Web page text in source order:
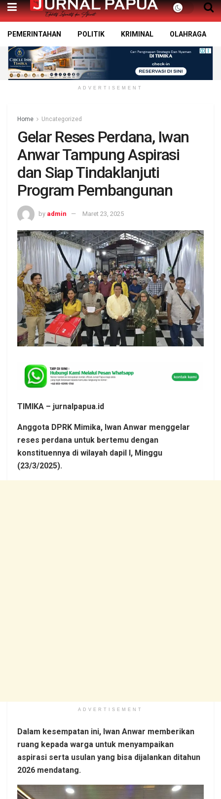
PEMERINTAHAN POLITIK KRIMINAL OLAHRAGA
ADVERTISEMENT
Home Uncategorized
Gelar Reses Perdana, Iwan
Anwar Tampung Aspirasi
dan Siap Tindaklanjuti
Program Pembangunan
by admin Maret 23, 2025
TIMIKA – jurnalpapua.id
Anggota DPRK Mimika, Iwan Anwar menggelar
reses perdana untuk bertemu dengan
konstituennya di wilayah dapil I, Minggu
(23/3/2025).
ADVERTISEMENT
Dalam kesempatan ini, Iwan Anwar memberikan
ruang kepada warga untuk menyampaikan
aspirasi serta usulan yang bisa dijalankan ditahun
2026 mendatang.